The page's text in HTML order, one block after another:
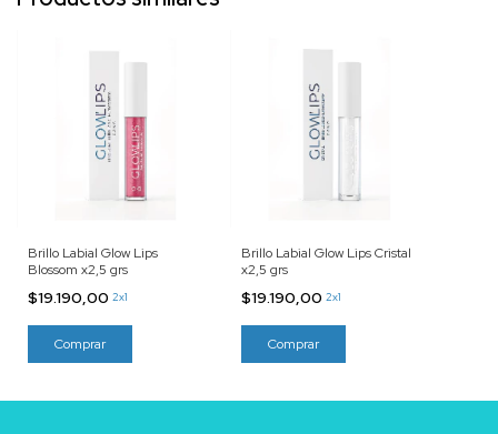
Brillo Labial Glow Lips
Blossom x2,5 grs
$19.190,00 2x1
Brillo Labial Glow Lips Cristal
x2,5 grs
$19.190,002x1